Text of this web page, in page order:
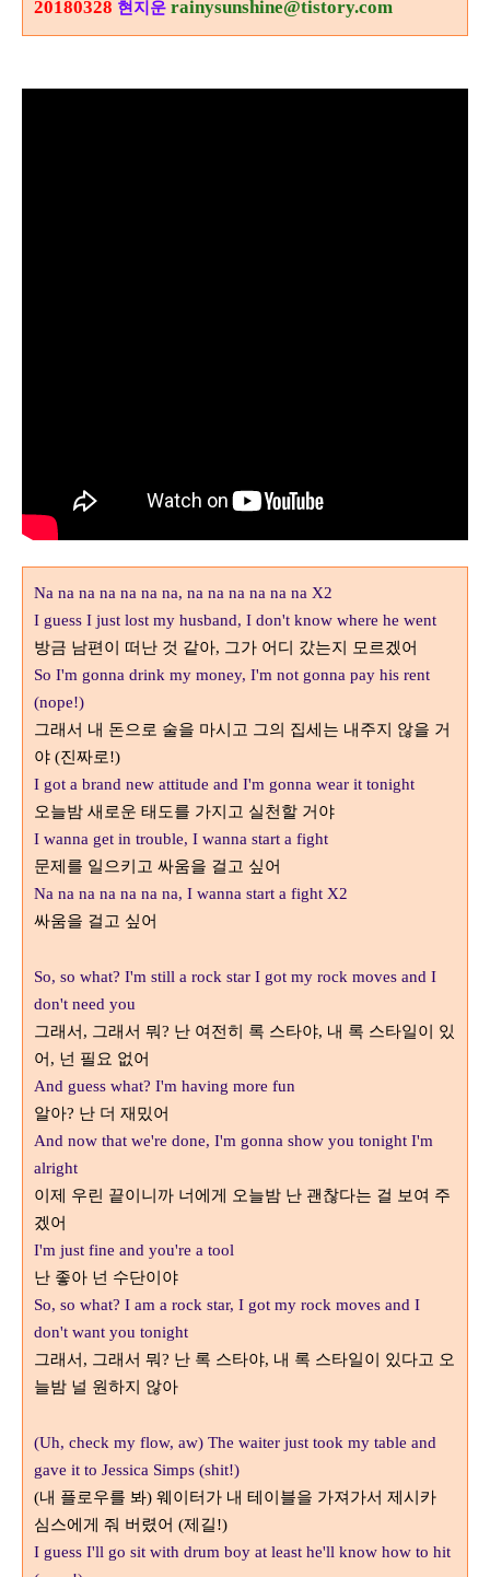
20180328 현지운 rainysunshine@tistory.com
Na na na na na na na, na na na na na na X2
I guess I just lost my husband, I don't know where he went
방금 남편이 떠난 것 같아, 그가 어디 갔는지 모르겠어
So I'm gonna drink my money, I'm not gonna pay his rent
(nope!)
그래서 내 돈으로 술을 마시고 그의 집세는 내주지 않을 거
야 (진짜로!)
I got a brand new attitude and I'm gonna wear it tonight
오늘밤 새로운 태도를 가지고 실천할 거야
I wanna get in trouble, I wanna start a fight
문제를 일으키고 싸움을 걸고 싶어
Na na na na na na na, I wanna start a fight X2
싸움을 걸고 싶어
So, so what? I'm still a rock star I got my rock moves and I
don't need you
그래서, 그래서 뭐? 난 여전히 록 스타야, 내 록 스타일이 있
어, 넌 필요 없어
And guess what? I'm having more fun
알아? 난 더 재밌어
And now that we're done, I'm gonna show you tonight I'm
alright
이제 우린 끝이니까 너에게 오늘밤 난 괜찮다는 걸 보여 주
겠어
I'm just fine and you're a tool
난 좋아 넌 수단이야
So, so what? I am a rock star, I got my rock moves and I
don't want you tonight
그래서, 그래서 뭐? 난 록 스타야, 내 록 스타일이 있다고 오
늘밤 널 원하지 않아
(Uh, check my flow, aw) The waiter just took my table and
gave it to Jessica Simps (shit!)
(내 플로우를 봐) 웨이터가 내 테이블을 가져가서 제시카
심스에게 줘 버렸어 (제길!)
I guess I'll go sit with drum boy at least he'll know how to hit